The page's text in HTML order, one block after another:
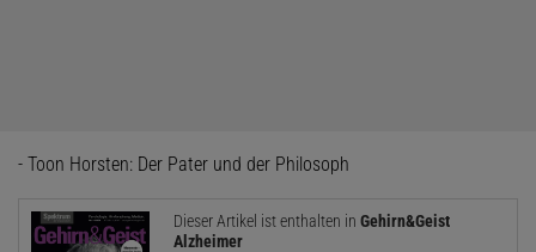
- Toon Horsten: Der Pater und der Philosoph
Dieser Artikel ist enthalten in Gehirn&Geist
Alzheimer